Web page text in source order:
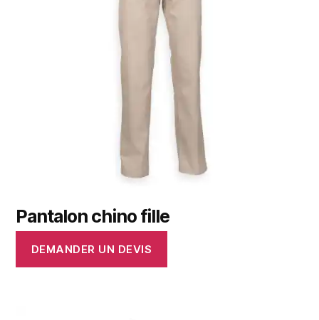
Pantalon chino fille
DEMANDER UN DEVIS